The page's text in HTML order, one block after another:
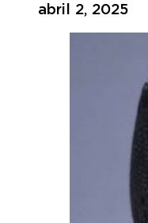
abril 2, 2025